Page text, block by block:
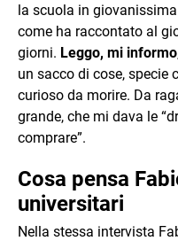
la scuola in
come ha raccontato al
giorni. Leggo, mi informo
un sacco di cose, specie
curioso da morire. Da
grande, che mi dava le
comprare”.
Cosa pensa
universitari
Nella stessa intervista